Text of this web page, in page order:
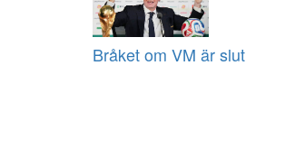
Bråket om VM är slut